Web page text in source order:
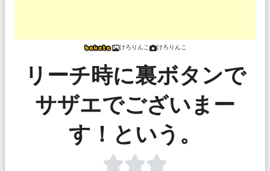
けろりんこ けろりんこ
リーチ時に裏ボタンで
サザエでございまー
す！という。